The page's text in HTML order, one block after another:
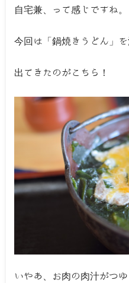
自宅兼、って感じですね。
今回は「鍋焼きうどん」を
出てきたのがこちら！
いやあ、お肉の肉汁がつ